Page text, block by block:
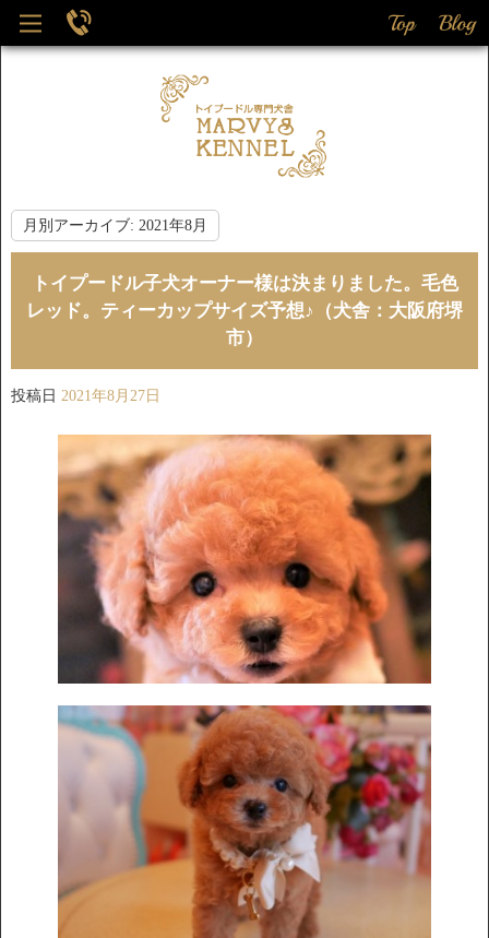
月別アーカイブ: 2021年8月
トイプードル子犬オーナー様は決まりました。毛色
レッド。ティーカップサイズ予想♪（犬舎：大阪府堺
市）
投稿日 2021年8月27日